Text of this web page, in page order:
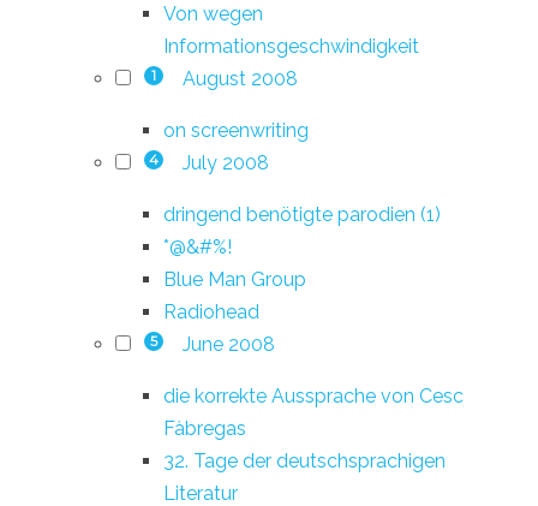
Von wegen
Informationsgeschwindigkeit
1 August 2008
on screenwriting
4 July 2008
dringend benötigte parodien (1)
*@&#%!
Blue Man Group
Radiohead
5 June 2008
die korrekte Aussprache von Cesc
Fàbregas
32. Tage der deutschsprachigen
Literatur